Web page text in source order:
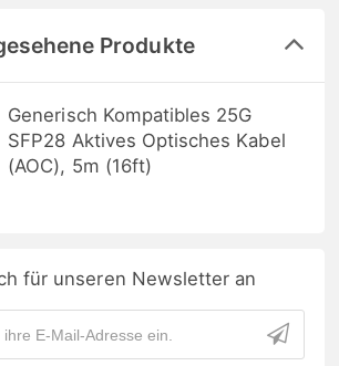
Produkte
Generisch Kompatibles 25G
SFP28 Aktives Optisches Kabel
(AOC), 5m (16ft)
für unseren Newsletter an